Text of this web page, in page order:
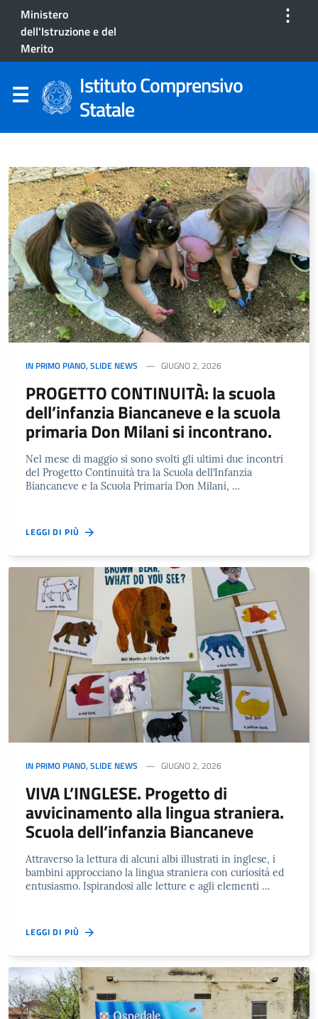
Ministero
dell'Istruzione e del
Merito
⋮
Istituto Comprensivo
Statale
IN PRIMO PIANO, SLIDE NEWS GIUGNO 2, 2026
PROGETTO CONTINUITÀ: la scuola
dell’infanzia Biancaneve e la scuola
primaria Don Milani si incontrano.
Nel mese di maggio si sono svolti gli ultimi due incontri
del Progetto Continuità tra la Scuola dell’Infanzia
Biancaneve e la Scuola Primaria Don Milani, …
LEGGI DI PIÙ
IN PRIMO PIANO, SLIDE NEWS GIUGNO 2, 2026
VIVA L’INGLESE. Progetto di
avvicinamento alla lingua straniera.
Scuola dell’infanzia Biancaneve
Attraverso la lettura di alcuni albi illustrati in inglese, i
bambini approcciano la lingua straniera con curiosità ed
entusiasmo. Ispirandosi alle letture e agli elementi …
LEGGI DI PIÙ